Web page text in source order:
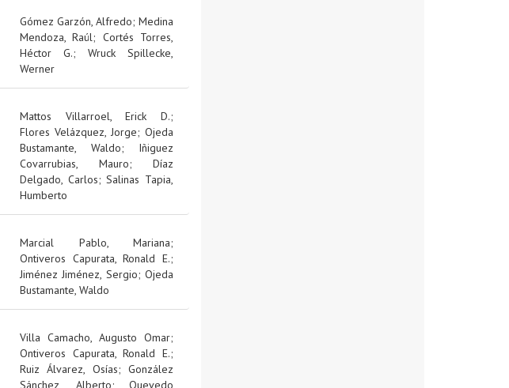
Gómez Garzón, Alfredo; Medina
Mendoza, Raúl; Cortés Torres,
Héctor G.; Wruck Spillecke,
Werner
Mattos Villarroel, Erick D.;
Flores Velázquez, Jorge; Ojeda
Bustamante, Waldo; Iñiguez
Covarrubias, Mauro; Díaz
Delgado, Carlos;Salinas Tapia,
Humberto
Marcial Pablo, Mariana;
Ontiveros Capurata, Ronald E.;
Jiménez Jiménez, Sergio;Ojeda
Bustamante, Waldo
Villa Camacho, Augusto Omar;
Ontiveros Capurata, Ronald E.;
Ruiz Álvarez, Osías;González
Sánchez, Alberto; Quevedo